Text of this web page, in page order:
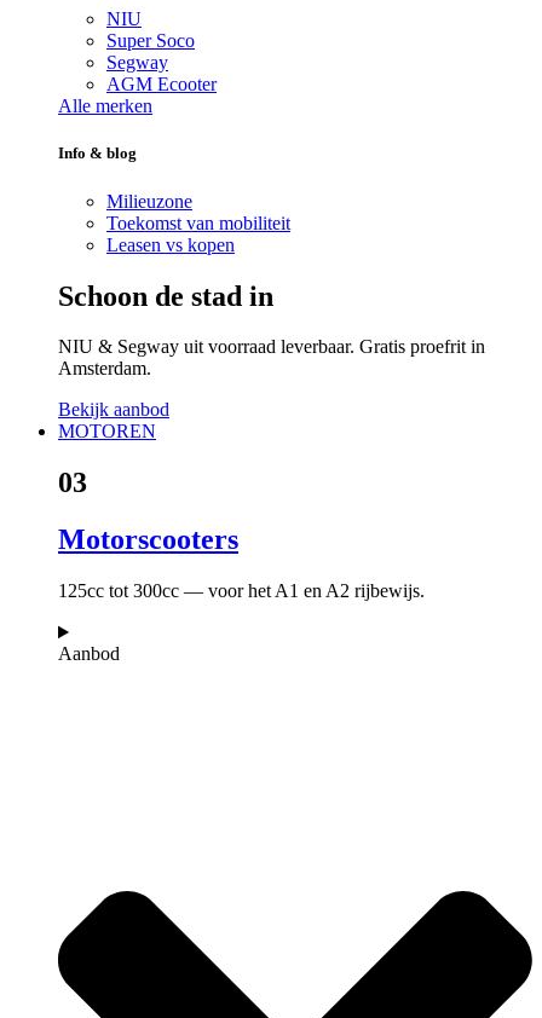
NIU
Super Soco
Segway
AGM Ecooter
Alle merken
Info & blog
Milieuzone
Toekomst van mobiliteit
Leasen vs kopen
Schoon de stad in
NIU & Segway uit voorraad leverbaar. Gratis proefrit in
Amsterdam.
Bekijk aanbod
MOTOREN
03
Motorscooters
125cc tot 300cc — voor het A1 en A2 rijbewijs.
Aanbod